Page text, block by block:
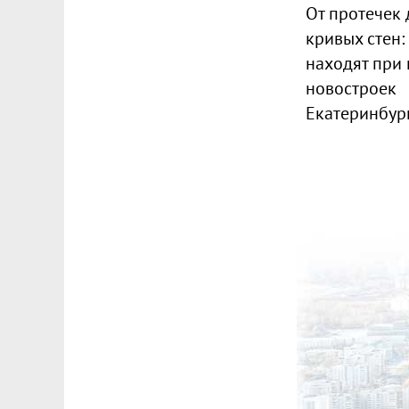
От протечек
кривых стен:
находят
новостроек